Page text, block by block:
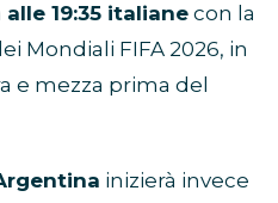
alle 19:35 italiane con la
Mondiali FIFA 2026, in
e mezza prima del
inizierà invece